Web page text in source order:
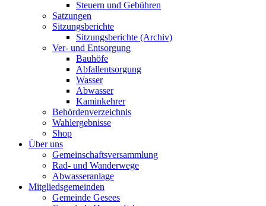
Steuern und Gebühren
Satzungen
Sitzungsberichte
Sitzungsberichte (Archiv)
Ver- und Entsorgung
Bauhöfe
Abfallentsorgung
Wasser
Abwasser
Kaminkehrer
Behördenverzeichnis
Wahlergebnisse
Shop
Über uns
Gemeinschaftsversammlung
Rad- und Wanderwege
Abwasseranlage
Mitgliedsgemeinden
Gemeinde Gesees